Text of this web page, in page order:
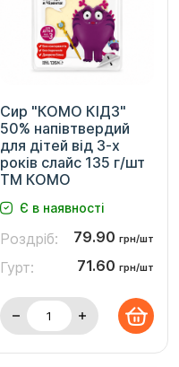
Сир "КОМО КІДЗ"
50% напівтвердий
для дітей від 3-х
років слайс 135 г/шт
ТМ КОМО
Є в наявності
Роздріб: 79.90 грн/шт
Гурт: 71.60 грн/шт